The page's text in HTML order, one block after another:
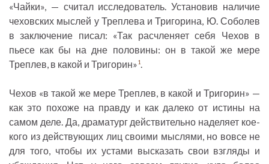
«Чайки», — считал исследователь. Установив наличие
чеховских мыслей у Треплева и Тригорина, Ю. Соболев
в заключение писал: «Так расчленяет себя Чехов в
пьесе как бы на дне половины: он в такой же мере
Треплев, в какой и Тригорин»1.
Чехов «в такой же мере Треплев, в какой и Тригорин» —
как это похоже на правду и как далеко от истины на
самом деле. Да, драматург действительно наделяет кое-
кого из действующих лиц своими мыслями, но вовсе не
для того, чтобы их устами высказать свои взгляды и